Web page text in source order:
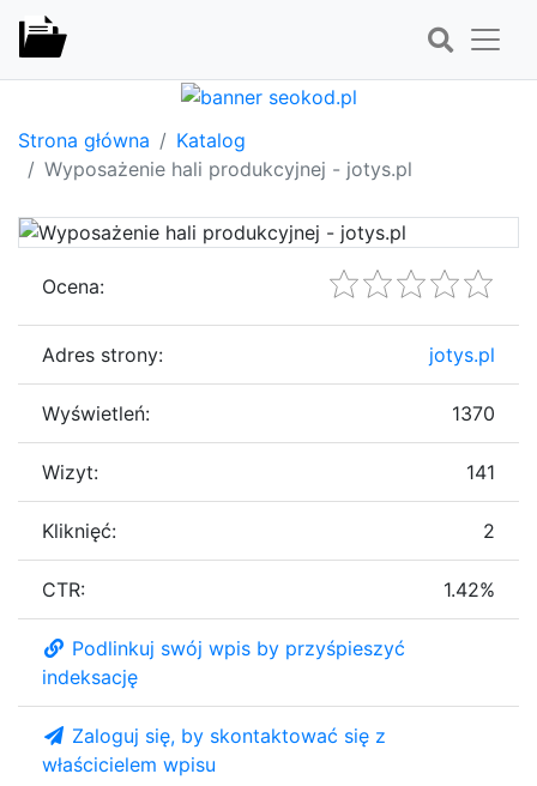
Strona główna
Katalog
Wyposażenie hali produkcyjnej - jotys.pl
Ocena:
Adres strony: jotys.pl
Wyświetleń: 1370
Wizyt: 141
Kliknięć: 2
CTR: 1.42%
Podlinkuj swój wpis by przyśpieszyć
indeksację
Zaloguj się, by skontaktować się z
właścicielem wpisu